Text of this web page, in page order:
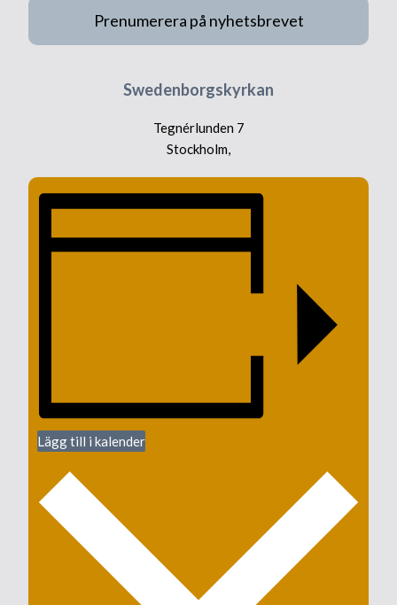
Prenumerera på nyhetsbrevet
Swedenborgskyrkan
Tegnérlunden 7
Stockholm,
Lägg till i kalender